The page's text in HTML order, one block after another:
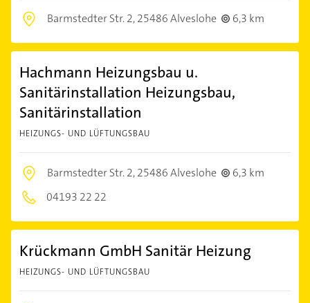
Barmstedter Str. 2,25486 Alveslohe 6,3 km
Hachmann Heizungsbau u.
Sanitärinstallation Heizungsbau,
Sanitärinstallation
HEIZUNGS- UND LÜFTUNGSBAU
Barmstedter Str. 2,25486 Alveslohe
6,3 km
04193 22 22
Krückmann GmbH Sanitär Heizung
HEIZUNGS- UND LÜFTUNGSBAU